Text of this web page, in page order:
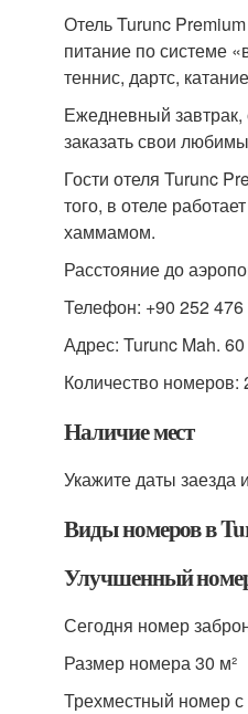
Отель Turunc
питание по системе
теннис, дартс,
Ежедневный завтрак,
заказать свои
Гости отеля Turunc
того, в отеле
хаммамом.
Расстояние до
Телефон: +90 252
Адрес: Turunc Mah.
Количество номеров:
Наличие мест
Укажите даты заезда
Виды номеров в
Улучшенный
Сегодня номер
Размер номера 30 м²
Трехместный номер с